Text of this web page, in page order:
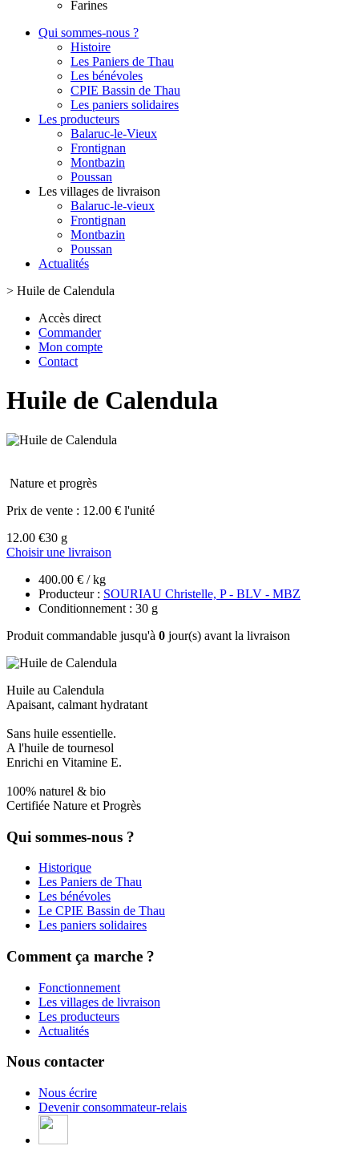
Farines
Qui sommes-nous ?
Histoire
Les Paniers de Thau
Les bénévoles
CPIE Bassin de Thau
Les paniers solidaires
Les producteurs
Balaruc-le-Vieux
Frontignan
Montbazin
Poussan
Les villages de livraison
Balaruc-le-vieux
Frontignan
Montbazin
Poussan
Actualités
> Huile de Calendula
Accès direct
Commander
Mon compte
Contact
Huile de Calendula
Nature et progrès
Prix de vente : 12.00 € l'unité
12.00 €30 g
Choisir une livraison
400.00 € / kg
Producteur : SOURIAU Christelle, P - BLV - MBZ
Conditionnement : 30 g
Produit commandable jusqu'à 0 jour(s) avant la livraison
Huile au Calendula
Apaisant, calmant hydratant
Sans huile essentielle.
A l'huile de tournesol
Enrichi en Vitamine E.
100% naturel & bio
Certifiée Nature et Progrès
Qui sommes-nous ?
Historique
Les Paniers de Thau
Les bénévoles
Le CPIE Bassin de Thau
Les paniers solidaires
Comment ça marche ?
Fonctionnement
Les villages de livraison
Les producteurs
Actualités
Nous contacter
Nous écrire
Devenir consommateur-relais